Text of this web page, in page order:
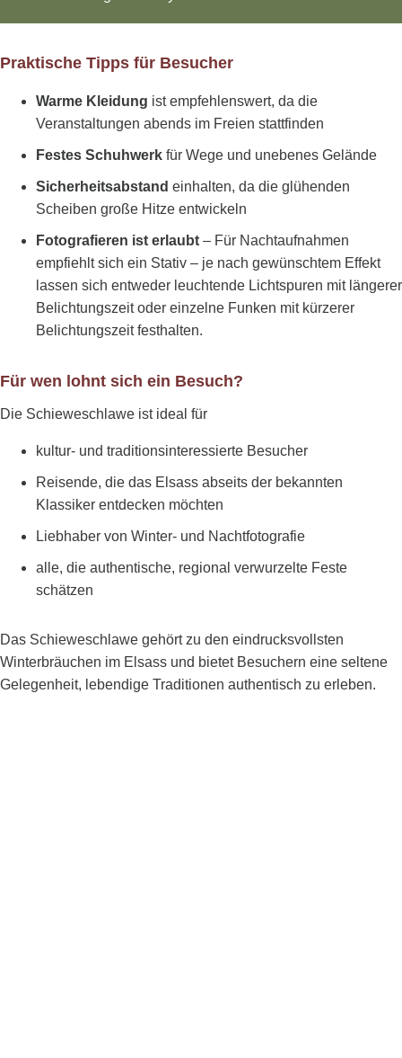
Praktische Tipps für Besucher
Warme Kleidung ist empfehlenswert, da die
Veranstaltungen abends im Freien stattfinden
Festes Schuhwerk für Wege und unebenes Gelände
Sicherheitsabstand einhalten, da die glühenden
Scheiben große Hitze entwickeln
Fotografieren ist erlaubt – Für Nachtaufnahmen
empfiehlt sich ein Stativ – je nach gewünschtem Effekt
lassen sich entweder leuchtende Lichtspuren mit längerer
Belichtungszeit oder einzelne Funken mit kürzerer
Belichtungszeit festhalten.
Für wen lohnt sich ein Besuch?
Die Schieweschlawe ist ideal für
kultur- und traditionsinteressierte Besucher
Reisende, die das Elsass abseits der bekannten
Klassiker entdecken möchten
Liebhaber von Winter- und Nachtfotografie
alle, die authentische, regional verwurzelte Feste
schätzen
Das Schieweschlawe gehört zu den eindrucksvollsten
Winterbräuchen im Elsass und bietet Besuchern eine seltene
Gelegenheit, lebendige Traditionen authentisch zu erleben.